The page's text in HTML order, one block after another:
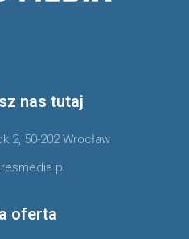
nas tutaj
50-202 Wrocław
oferta